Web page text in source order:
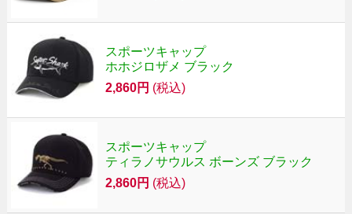
スポーツキャップ
ホホジロザメ ブラック
2,860円 (税込)
スポーツキャップ
ティラノサウルス ボーンズ ブラック
2,860円 (税込)